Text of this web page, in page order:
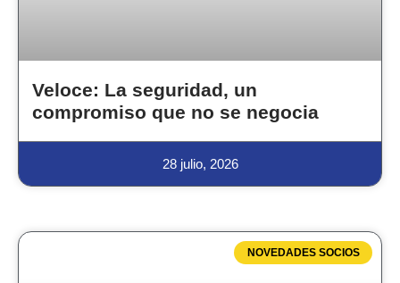
Veloce: La seguridad, un
compromiso que no se negocia
28 julio, 2026
NOVEDADES SOCIOS